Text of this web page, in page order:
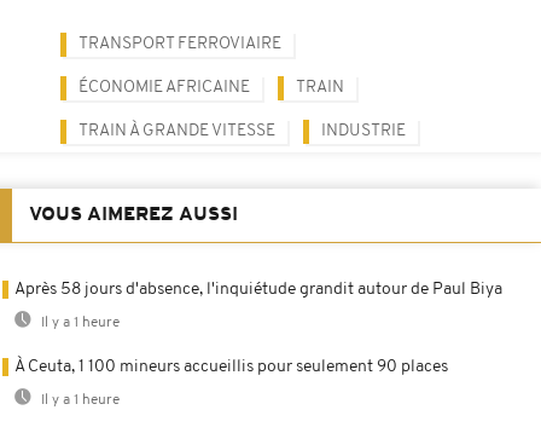
TRANSPORT FERROVIAIRE
ÉCONOMIE AFRICAINE TRAIN
TRAIN À GRANDE VITESSE INDUSTRIE
VOUS AIMEREZ AUSSI
Après 58 jours d'absence, l'inquiétude grandit autour de Paul Biya
Il y a 1 heure
À Ceuta, 1 100 mineurs accueillis pour seulement 90 places
Il y a 1 heure